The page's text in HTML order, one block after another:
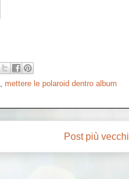
, mettere le polaroid dentro album
Post più vecchi